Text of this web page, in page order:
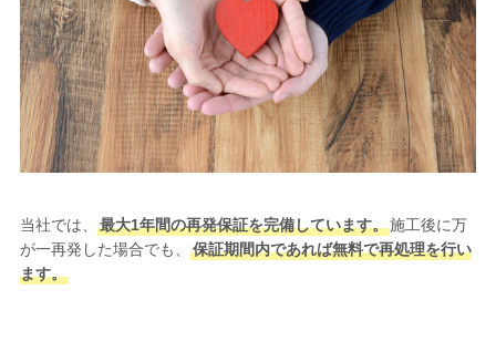
当社では、 最大1年間の再発保証を完備しています。施工後に万
が一再発した場合でも、
保証期間内であれば無料で再処理を行い
ます。